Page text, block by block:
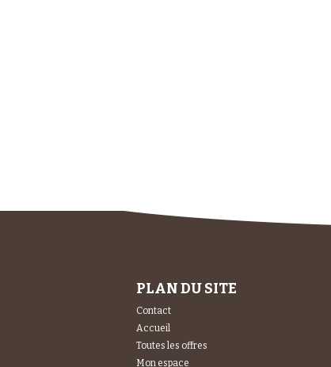
PLAN DU SITE
Contact
Accueil
Toutes les offres
Mon espace